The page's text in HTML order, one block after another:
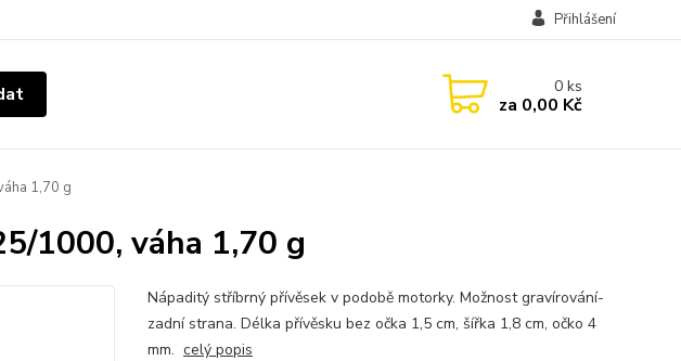
Přihlášení
0ks
za 0,00 Kč
1,70 g
1000, váha 1,70 g
Nápaditý stříbrný přívěsek v podobě motorky. Možnost gravírování-
zadní strana. Délka přívěsku bez očka 1,5 cm, šířka 1,8 cm, očko 4
mm. celý popis